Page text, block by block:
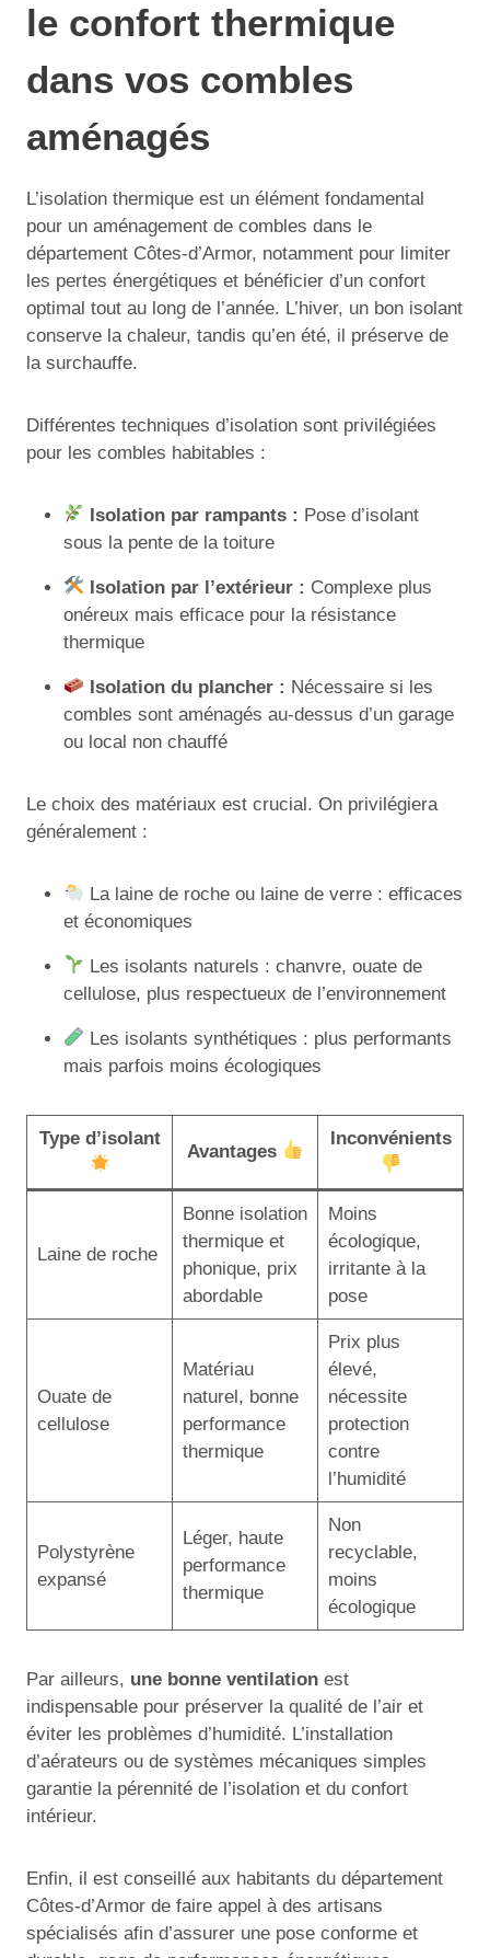
le confort thermique
dans vos combles
aménagés
L’isolation thermique est un élément fondamental
pour un aménagement de combles dans le
département Côtes-d’Armor, notamment pour limiter
les pertes énergétiques et bénéficier d’un confort
optimal tout au long de l’année. L’hiver, un bon isolant
conserve la chaleur, tandis qu’en été, il préserve de
la surchauffe.
Différentes techniques d’isolation sont privilégiées
pour les combles habitables :
Isolation par rampants : Pose d’isolant
sous la pente de la toiture
Isolation par l’extérieur : Complexe plus
onéreux mais efficace pour la résistance
thermique
Isolation du plancher : Nécessaire si les
combles sont aménagés au-dessus d’un garage
ou local non chauffé
Le choix des matériaux est crucial. On privilégiera
généralement :
La laine de roche ou laine de verre : efficaces
et économiques
Les isolants naturels : chanvre, ouate de
cellulose, plus respectueux de l’environnement
Les isolants synthétiques : plus performants
mais parfois moins écologiques
Type d’isolant
Avantages
Inconvénients
Laine de roche
Bonne isolation
thermique et
phonique, prix
abordable
Moins
écologique,
irritante à la
pose
Ouate de
cellulose
Matériau
naturel, bonne
performance
thermique
Prix plus
élevé,
nécessite
protection
contre
l’humidité
Polystyrène
expansé
Léger, haute
performance
thermique
Non
recyclable,
moins
écologique
Par ailleurs, une bonne ventilation est
indispensable pour préserver la qualité de l’air et
éviter les problèmes d’humidité. L’installation
d’aérateurs ou de systèmes mécaniques simples
garantie la pérennité de l’isolation et du confort
intérieur.
Enfin, il est conseillé aux habitants du département
Côtes-d’Armor de faire appel à des artisans
spécialisés afin d’assurer une pose conforme et